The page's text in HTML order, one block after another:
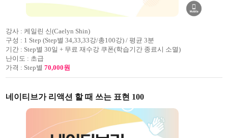
강사 : 케일린 신(Caelyn Shin)
구성 : 1 Step (Step별 34,33,33강/총100강) / 평균 3분
기간 : Step별 30일 + 무료 재수강 쿠폰(학습기간 종료시 소멸)
난이도 : 초급
가격 : Step별 70,000원
네이티브가 리액션 할 때 쓰는 표현 100